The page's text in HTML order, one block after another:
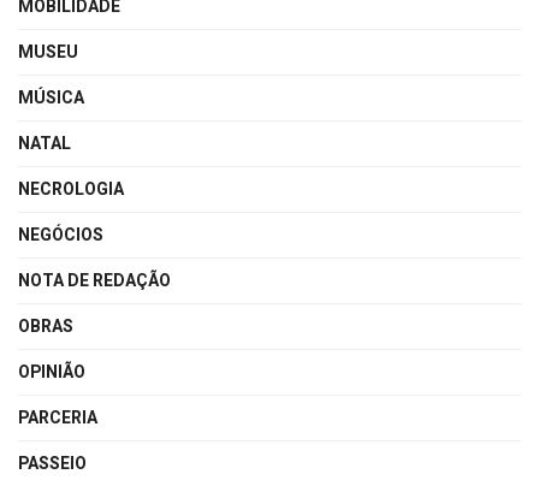
MOBILIDADE
MUSEU
MÚSICA
NATAL
NECROLOGIA
NEGÓCIOS
NOTA DE REDAÇÃO
OBRAS
OPINIÃO
PARCERIA
PASSEIO